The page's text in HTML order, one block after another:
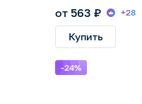
от 563 ₽ +28
Купить
-24%